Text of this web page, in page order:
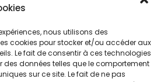
nous utilisons des
cookies pour stocker et/ou accéder aux
Le fait de consentir à ces technologies
des données telles que le comportement
sur ce site. Le fait de ne pas